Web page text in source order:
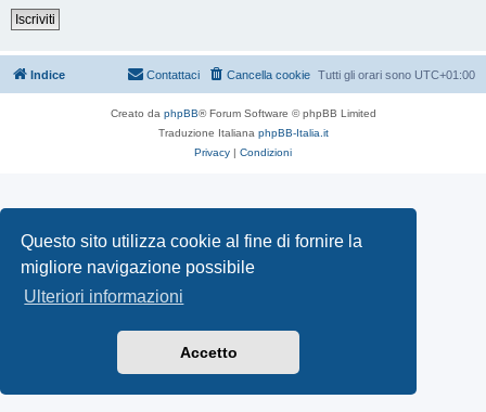
Questo sito utilizza cookie al fine di fornire la
migliore navigazione possibile
Ulteriori informazioni
Accetto
Iscriviti
Indice Tutti gli orari sono UTC+01:00
Cancella cookie
Contattaci
Creato da phpBB® Forum Software © phpBB Limited
Traduzione Italiana phpBB-Italia.it
Privacy | Condizioni